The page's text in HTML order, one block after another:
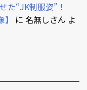
た“JK制服姿”！
に 名無しさん よ